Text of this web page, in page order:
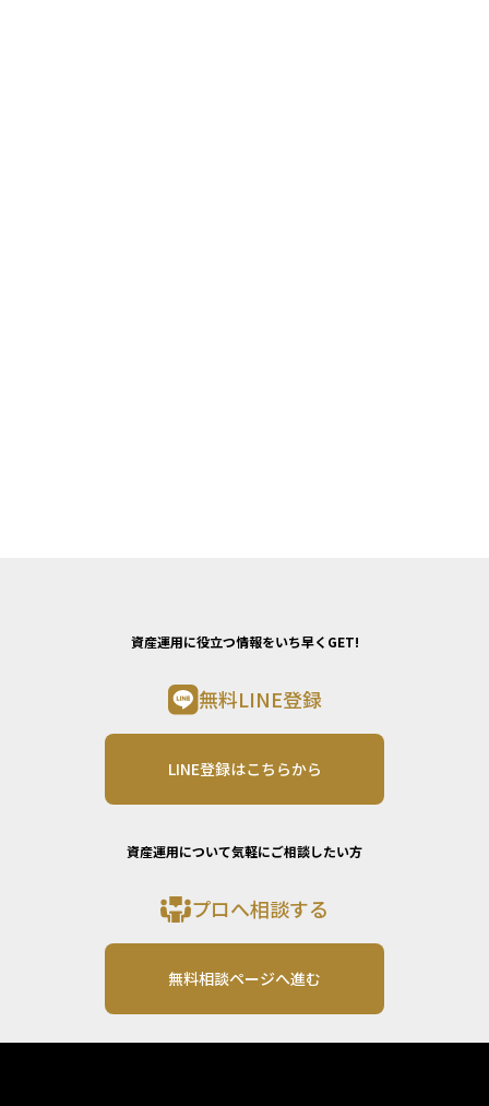
資産運用に役立つ情報をいち早くGET!
無料LINE登録
LINE登録はこちらから
資産運用について気軽にご相談したい方
プロへ相談する
無料相談ページへ進む